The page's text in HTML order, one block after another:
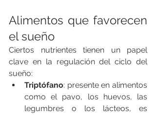
Alimentos que favorecen
el sueño
Ciertos nutrientes tienen un papel
clave en la regulación del ciclo del
sueño:
Triptófano: presente en alimentos
como el pavo, los huevos, las
legumbres o los lácteos, es